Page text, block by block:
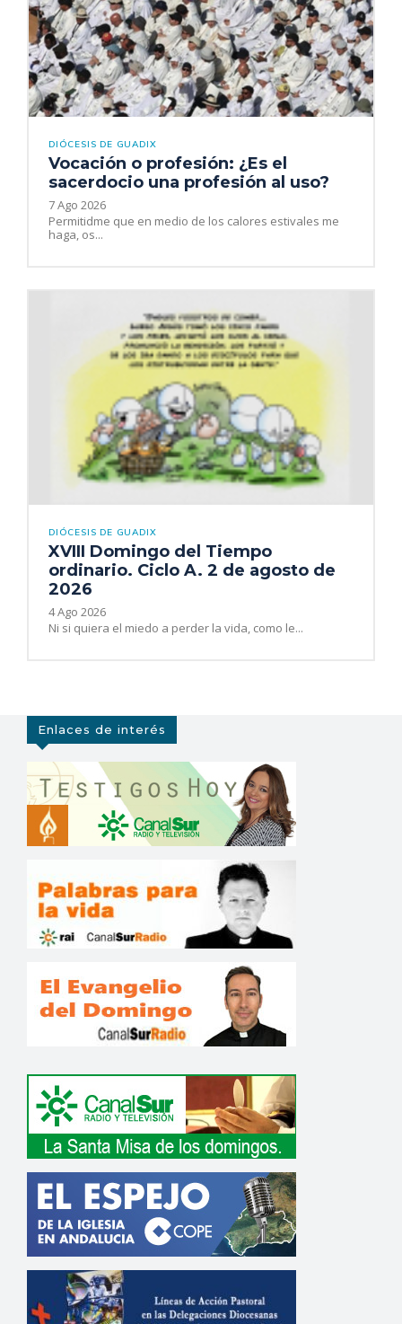
DIÓCESIS DE GUADIX
Vocación o profesión: ¿Es el
sacerdocio una profesión al uso?
7 Ago 2026
Permitidme que en medio de los calores estivales me
haga, os...
DIÓCESIS DE GUADIX
XVIII Domingo del Tiempo
ordinario. Ciclo A. 2 de agosto de
2026
4 Ago 2026
Ni si quiera el miedo a perder la vida, como le...
Enlaces de interés